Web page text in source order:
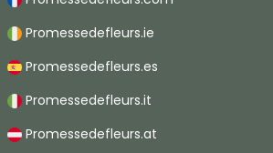
Promessedefleurs.ie
Promessedefleurs.es
Promessedefleurs.it
Promessedefleurs.at